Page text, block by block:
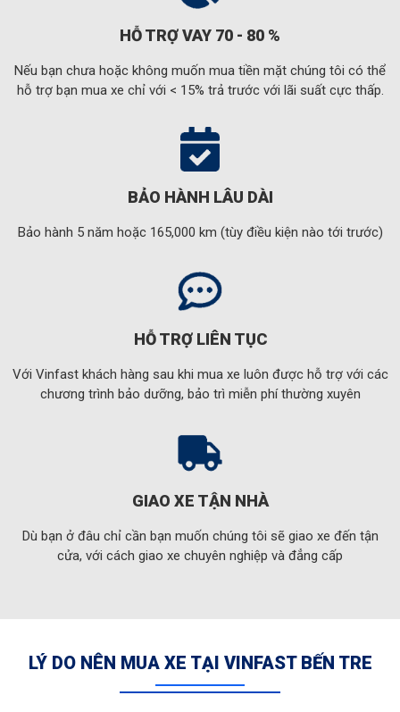
HỖ TRỢ VAY 70 - 80 %
Nếu bạn chưa hoặc không muốn mua tiền mặt chúng tôi có thể
hỗ trợ bạn mua xe chỉ với < 15% trả trước với lãi suất cực thấp.
BẢO HÀNH LÂU DÀI
Bảo hành 5 năm hoặc 165,000 km (tùy điều kiện nào tới trước)
HỖ TRỢ LIÊN TỤC
Với Vinfast khách hàng sau khi mua xe luôn được hỗ trợ với các
chương trình bảo dưỡng, bảo trì miễn phí thường xuyên
GIAO XE TẬN NHÀ
Dù bạn ở đâu chỉ cần bạn muốn chúng tôi sẽ giao xe đến tận
cửa, với cách giao xe chuyên nghiệp và đẳng cấp
LÝ DO NÊN MUA XE TẠI VINFAST BẾN TRE